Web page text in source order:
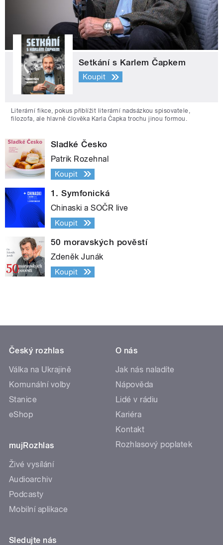
Setkání s Karlem Čapkem
Koupit
Literární fikce, pokus přiblížit literární nadsázkou spisovatele,
filozofa, ale hlavně člověka Karla Čapka trochu jinou formou.
Sladké Česko
Patrik Rozehnal
Koupit
1. Symfonická
Chinaski a SOČR live
Koupit
50 moravských pověstí
Zdeněk Junák
Koupit
Český rozhlas
Válka na Ukrajině
Komunální volby
Stanice
eShop
mujRozhlas
Živé vysílání
Audioarchiv
Podcasty
Mobilní aplikace
O nás
Jak nás naladíte
Nápověda
Lidé v rádiu
Kariéra
Kontakt
Rozhlasový poplatek
Sledujte nás